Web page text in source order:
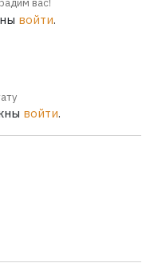
войти.
войти.